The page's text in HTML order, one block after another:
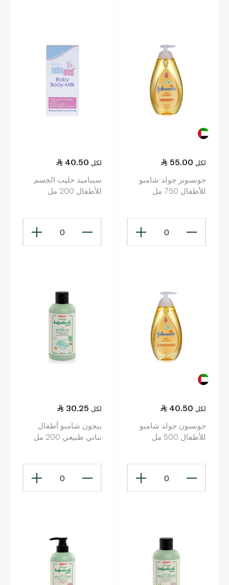
55.00 لكل
جونسونز جولد شامبو
للأطفال 750 مل
0
40.50 لكل
سيباميد حليب الجسم
للأطفال 200 مل
0
40.50 لكل
جونسون جولد شامبو
للأطفال 500 مل
0
30.25 لكل
بيجون شامبو أطفال
نباتي طبيعي 200 مل
0